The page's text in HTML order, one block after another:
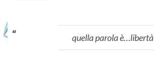
quella parola è…libertà